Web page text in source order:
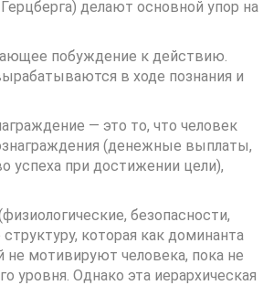
делают основной упор на
побуждение к действию.
в ходе познания и
— это то, что человек
(денежные выплаты,
успеха при достижении цели),
безопасности,
которая как доминанта
мотивируют человека, пока не
уровня. Однако эта иерархическая